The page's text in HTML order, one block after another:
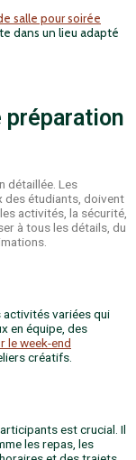
salle pour soirée
dans un lieu adapté
préparation
détaillée. Les
des étudiants, doivent
activités, la sécurité,
à tous les détails, du
activités variées qui
en équipe, des
le week-end
créatifs.
est crucial. Il
les repas, les